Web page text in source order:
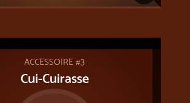
ACCESSOIRE #3
Cui-Cuirasse